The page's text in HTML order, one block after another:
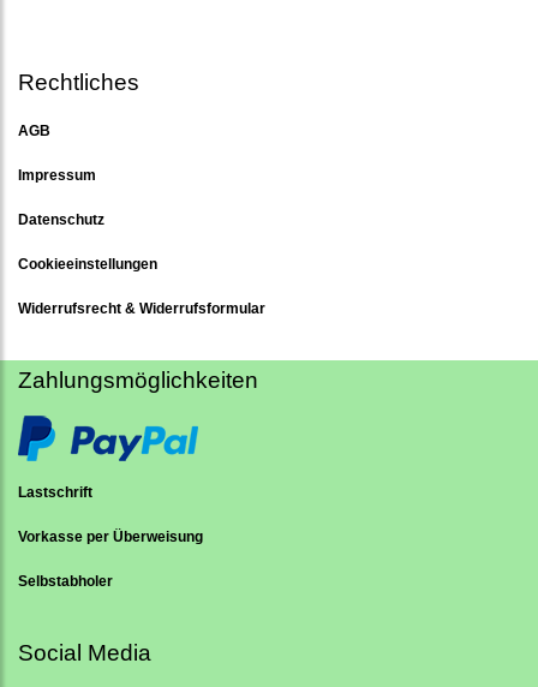
Rechtliches
AGB
Impressum
Datenschutz
Cookieeinstellungen
Widerrufsrecht & Widerrufsformular
Zahlungsmöglichkeiten
Lastschrift
Vorkasse per Überweisung
Selbstabholer
Social Media